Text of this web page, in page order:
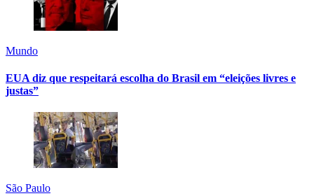
Mundo
EUA diz que respeitará escolha do Brasil em “eleições livres e
justas”
São Paulo